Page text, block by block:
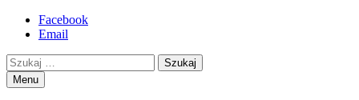
Przejdź
motorex
akcesoria motocyklowe
Facebook
Email
Szukaj
Menu